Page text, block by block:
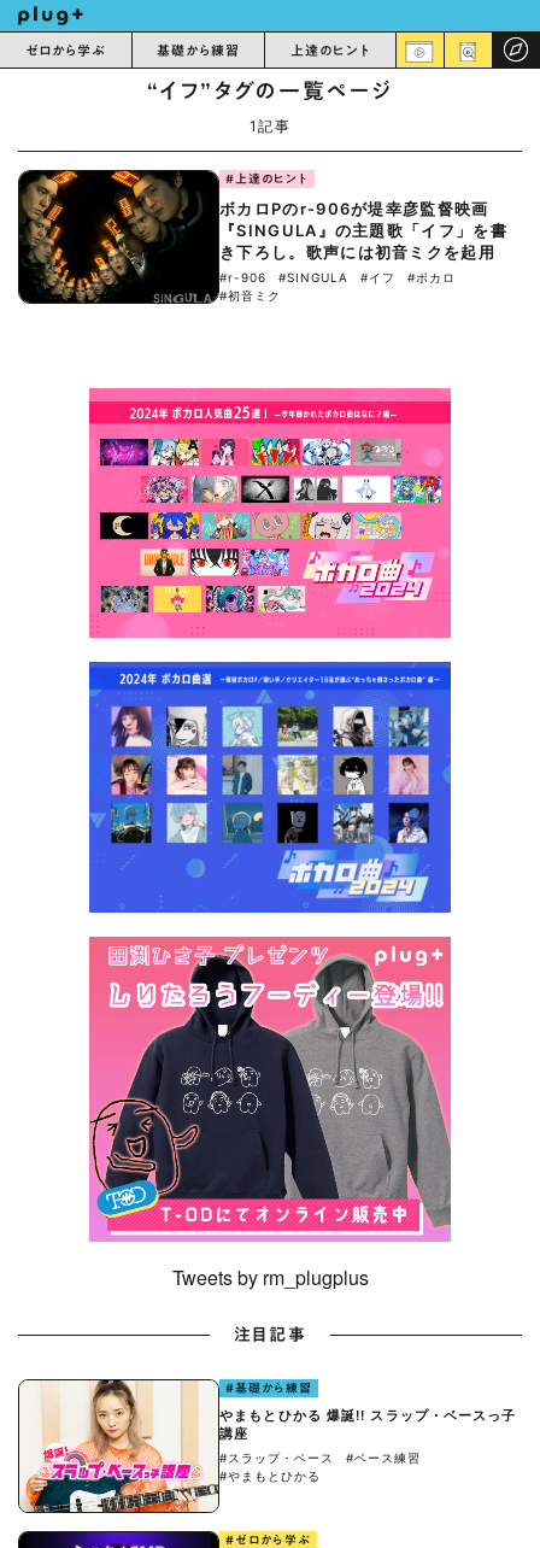
ゼロから学ぶ 基礎から練習 上達のヒント
“イフ”タグの一覧ページ
1記事
#上達のヒント
ボカロPのr-906が堤幸彦監督映画
『SINGULA』の主題歌「イフ」を書
き下ろし。歌声には初音ミクを起用
#r-906 #SINGULA #イフ
#ボカロ
#初音ミク
Tweets by rm_plugplus
注目記事
#基礎から練習
やまもとひかる 爆誕!! スラップ・ベースっ子
講座
#スラップ・ベース
#ベース練習
#やまもとひかる
#ゼロから学ぶ